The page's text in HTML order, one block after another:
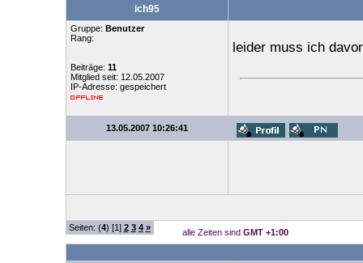
ich95
Gruppe: Benutzer
Rang:
Beiträge: 11
Mitglied seit: 12.05.2007
IP-Adresse: gespeichert
leider muss ich
13.05.2007 10:26:41
Seiten: (4) [1] 2 3 4 » alle Zeiten sind GMT +1:00